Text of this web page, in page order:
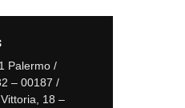
Palermo /
– 00187 /
18 –